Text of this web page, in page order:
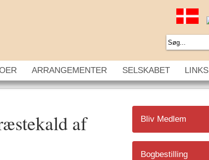
ARRANGEMENTER SELSKABET LINKS
af Bliv Medlem
Bogbestilling